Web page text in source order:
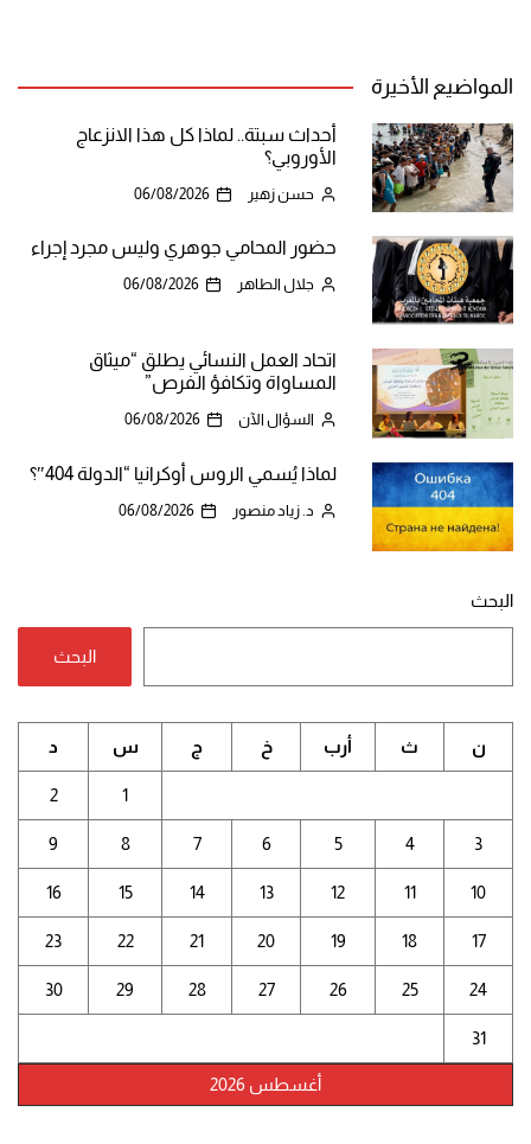
المواضيع الأخيرة
أحداث سبتة.. لماذا كل هذا الانزعاج
الأوروبي؟
حسن زهير 06/08/2026
حضور المحامي جوهري وليس مجرد إجراء
جلال الطاهر 06/08/2026
اتحاد العمل النسائي يطلق “ميثاق
المساواة وتكافؤ الفرص”
السؤال الآن 06/08/2026
لماذا يُسمي الروس أوكرانيا “الدولة 404″؟
د. زياد منصور 06/08/2026
البحث
البحث
أغسطس 2026
ن ث أرب خ ج س د
1
2
3
4
5
6
7
8
9
10
11
12
13
14
15
16
17
18
19
20
21
22
23
24
25
26
27
28
29
30
31